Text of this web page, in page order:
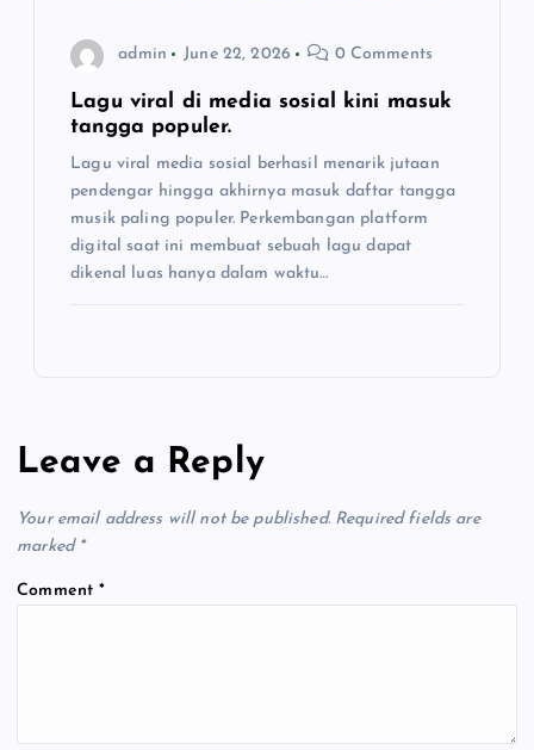
admin June 22, 2026 0 Comments
Lagu viral di media sosial kini masuk
tangga populer.
Lagu viral media sosial berhasil menarik jutaan
pendengar hingga akhirnya masuk daftar tangga
musik paling populer. Perkembangan platform
digital saat ini membuat sebuah lagu dapat
dikenal luas hanya dalam waktu…
Leave a Reply
Your email address will not be published. Required fields are
marked *
Comment*